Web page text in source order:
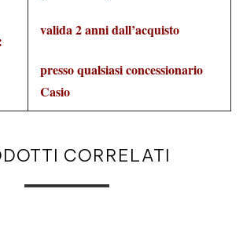
valida 2 anni dall’acquisto
presso qualsiasi concessionario
Casio
CORRELATI